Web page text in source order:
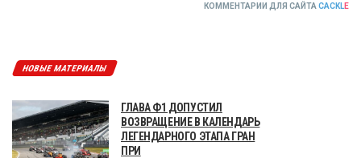
КОММЕНТАРИИ ДЛЯ САЙТА CACKLE
НОВЫЕ МАТЕРИАЛЫ
ГЛАВА Ф1 ДОПУСТИЛ
ВОЗВРАЩЕНИЕ В КАЛЕНДАРЬ
ЛЕГЕНДАРНОГО ЭТАПА ГРАН
ПРИ